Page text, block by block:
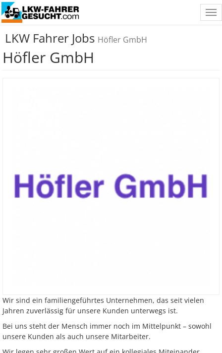
LKW Fahrer Jobs Höfler GmbH
Höfler GmbH
Wir sind ein familiengeführtes Unternehmen, das seit vielen
Jahren zuverlässig für unsere Kunden unterwegs ist.
Bei uns steht der Mensch immer noch im Mittelpunkt – sowohl
unsere Kunden als auch unsere Mitarbeiter.